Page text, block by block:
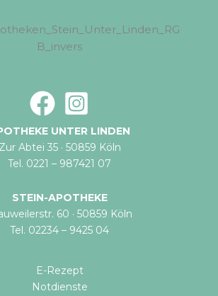
UNTER LINDEN
Zur Abtei 35 · 50859 Köln
Tel. 0221 – 987421 07
STEIN-APOTHEKE
60 · 50859 Köln
Tel. 02234 – 9425 04
E-Rezept
Notdienste